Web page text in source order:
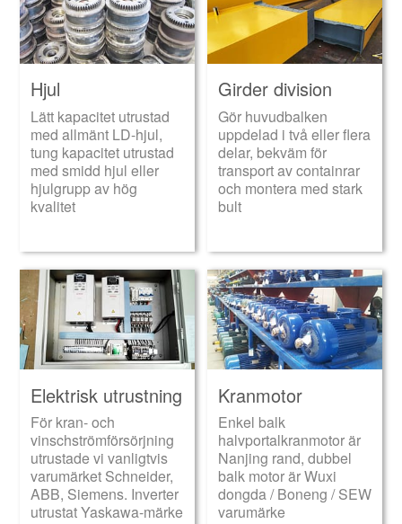
Hjul
Lätt kapacitet utrustad
med allmänt LD-hjul,
tung kapacitet utrustad
med smidd hjul eller
hjulgrupp av hög
kvalitet
Girder division
Gör huvudbalken
uppdelad i två eller flera
delar, bekväm för
transport av containrar
och montera med stark
bult
Elektrisk utrustning
För kran- och
vinschströmförsörjning
utrustade vi vanligtvis
varumärket Schneider,
ABB, Siemens. Inverter
utrustat Yaskawa-märke
Kranmotor
Enkel balk
halvportalkranmotor är
Nanjing rand, dubbel
balk motor är Wuxi
dongda / Boneng / SEW
varumärke